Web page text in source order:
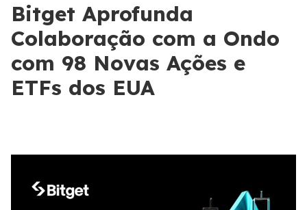
Bitget Aprofunda
Colaboração com a Ondo
com 98 Novas Ações e
ETFs dos EUA